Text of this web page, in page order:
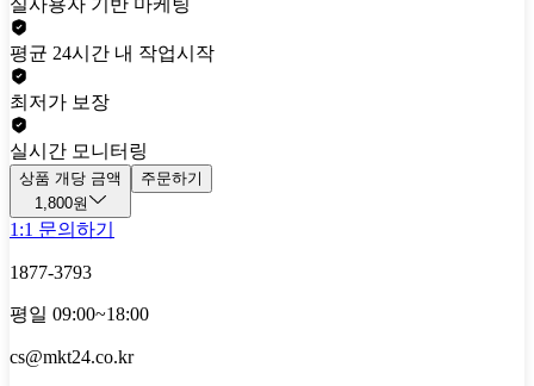
평균 24시간 내 작업시작
최저가 보장
실시간 모니터링
상품 개당 금액
1,800원
주문하기
1:1 문의하기
1877-3793
평일 09:00~18:00
cs@mkt24.co.kr